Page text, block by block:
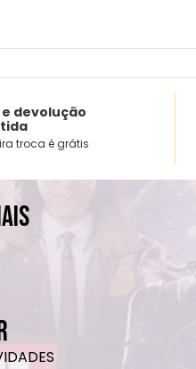
devolução
troca é grátis